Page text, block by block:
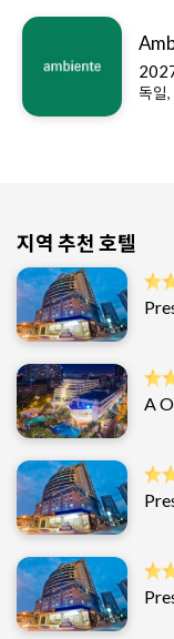
독일
지역 추천 호텔
A